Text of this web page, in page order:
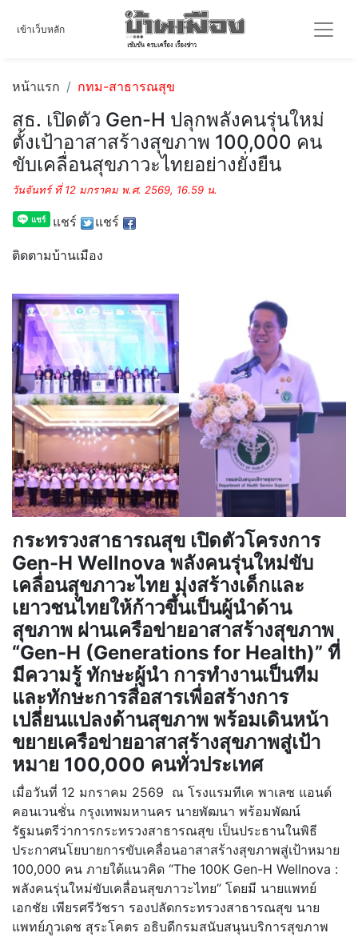
เข้าเว็บหลัก
หน้าแรก กทม-สาธารณสุข
สธ. เปิดตัว Gen-H ปลุกพลังคนรุ่นใหม่
ตั้งเป้าอาสาสร้างสุขภาพ 100,000 คน
ขับเคลื่อนสุขภาวะไทยอย่างยั่งยืน
วันจันทร์ ที่ 12 มกราคม พ.ศ. 2569, 16.59 น.
แชร์ แชร์
ติดตามบ้านเมือง
กระทรวงสาธารณสุข เปิดตัวโครงการ
Gen-H Wellnova พลังคนรุ่นใหม่ขับ
เคลื่อนสุขภาวะไทย มุ่งสร้างเด็กและ
เยาวชนไทยให้ก้าวขึ้นเป็นผู้นำด้าน
สุขภาพ ผ่านเครือข่ายอาสาสร้างสุขภาพ
“Gen-H (Generations for Health)” ที่
มีความรู้ ทักษะผู้นำ การทำงานเป็นทีม
และทักษะการสื่อสารเพื่อสร้างการ
เปลี่ยนแปลงด้านสุขภาพ พร้อมเดินหน้า
ขยายเครือข่ายอาสาสร้างสุขภาพสู่เป้า
หมาย 100,000 คนทั่วประเทศ
เมื่อวันที่ 12 มกราคม 2569 ณ โรงแรมทีเค พาเลซ แอนด์
คอนเวนชั่น กรุงเทพมหานคร นายพัฒนา พร้อมพัฒน์
รัฐมนตรีว่าการกระทรวงสาธารณสุข เป็นประธานในพิธี
ประกาศนโยบายการขับเคลื่อนอาสาสร้างสุขภาพสู่เป้าหมาย
100,000 คน ภายใต้แนวคิด “The 100K Gen-H Wellnova :
พลังคนรุ่นใหม่ขับเคลื่อนสุขภาวะไทย” โดยมี นายแพทย์
เอกชัย เพียรศรีวัชรา รองปลัดกระทรวงสาธารณสุข นาย
แพทย์ภูวเดช สุระโคตร อธิบดีกรมสนับสนุนบริการสุขภาพ